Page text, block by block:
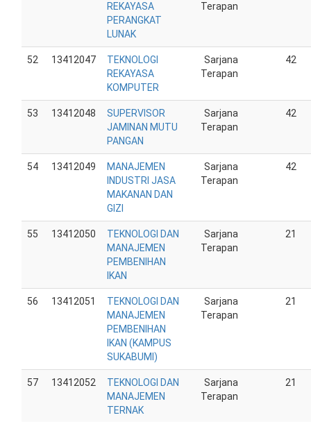
REKAYASA
PERANGKAT
LUNAK
Terapan
52 13412047
TEKNOLOGI
REKAYASA
KOMPUTER
Sarjana
Terapan
42
53 13412048
SUPERVISOR
JAMINAN MUTU
PANGAN
Sarjana
Terapan
42
54 13412049
MANAJEMEN
INDUSTRI JASA
MAKANAN DAN
GIZI
Sarjana
Terapan
42
55 13412050
TEKNOLOGI DAN
MANAJEMEN
PEMBENIHAN
IKAN
Sarjana
Terapan
21
56 13412051
TEKNOLOGI DAN
MANAJEMEN
PEMBENIHAN
IKAN (KAMPUS
SUKABUMI)
Sarjana
Terapan
21
57 13412052
TEKNOLOGI DAN
MANAJEMEN
TERNAK
Sarjana
Terapan
21